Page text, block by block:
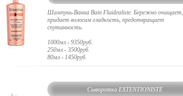
Шампунь-Ванна Bain Fluidealiste. Бережно очищает,
придает волосам гладкость, предотвращает
спутанность.
1000мл - 9350руб.
250мл - 3500руб.
80мл - 1450руб.
Cыворотка EXTENTIONISTE